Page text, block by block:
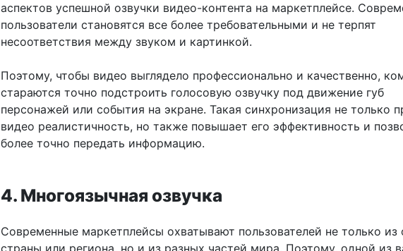
аспектов успешной озвучки видео-контента на маркетплейсе.
пользователи становятся все более требовательными и не терпят
несоответствия между звуком и картинкой.
Поэтому, чтобы видео выглядело профессионально и качественно,
стараются точно подстроить голосовую озвучку под движение губ
персонажей или события на экране. Такая синхронизация не только
видео реалистичность, но также повышает его эффективность и
более точно передать информацию.
4. Многоязычная озвучка
Современные маркетплейсы охватывают пользователей не только из